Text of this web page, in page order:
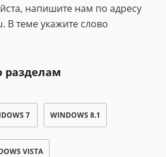
напишите нам по адресу
В теме укажите слово
разделам
7 WINDOWS 8.1
VISTA